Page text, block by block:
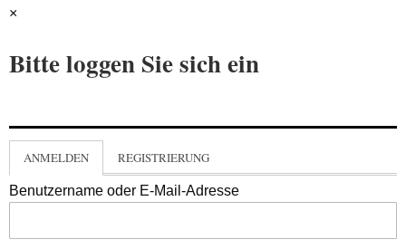
×
Bitte loggen Sie sich ein
ANMELDEN REGISTRIERUNG
Benutzername oder E-Mail-Adresse